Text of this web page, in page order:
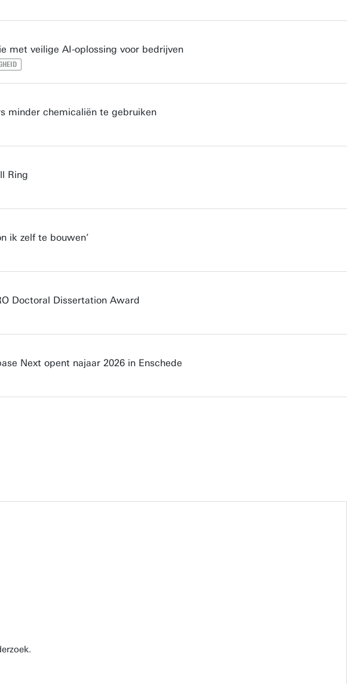
met veilige AI-oplossing voor bedrijven
minder chemicaliën te gebruiken
Ring
ik zelf te bouwen’
Doctoral Dissertation Award
Next opent najaar 2026 in Enschede